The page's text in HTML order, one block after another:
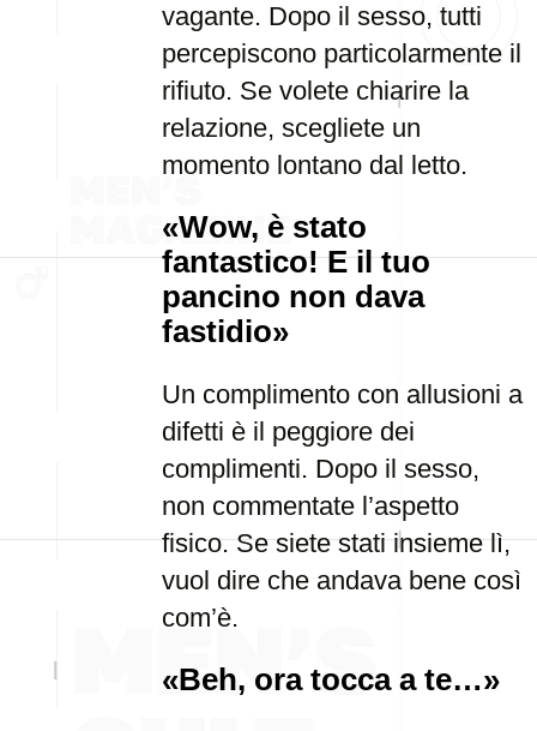
vagante. Dopo il sesso, tutti
percepiscono particolarmente il
rifiuto. Se volete chiarire la
relazione, scegliete un
momento lontano dal letto.
«Wow, è stato
fantastico! E il tuo
pancino non dava
fastidio»
Un complimento con allusioni a
difetti è il peggiore dei
complimenti. Dopo il sesso,
non commentate l’aspetto
fisico. Se siete stati insieme lì,
vuol dire che andava bene così
com’è.
«Beh, ora tocca a te…»